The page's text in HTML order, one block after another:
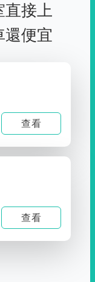
直接上
還便宜
查看
查看